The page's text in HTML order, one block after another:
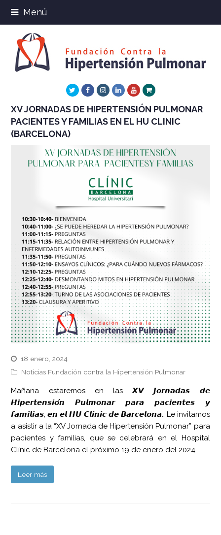
Menú
TwitterFacebookInstagram
LinkedInYoutube
Xing
XV JORNADAS DE HIPERTENSIÓN PULMONAR
PACIENTES Y FAMILIAS EN EL HU CLINIC
(BARCELONA)
18 enero, 2024
Noticias Fundación contra la Hipertensión Pulmonar
Mañana estaremos en las 𝙓𝙑 𝙅𝙤𝙧𝙣𝙖𝙙𝙖𝙨 𝙙𝙚
𝙃𝙞𝙥𝙚𝙧𝙩𝙚𝙣𝙨𝙞𝙤́𝙣 𝙋𝙪𝙡𝙢𝙤𝙣𝙖𝙧 𝙥𝙖𝙧𝙖 𝙥𝙖𝙘𝙞𝙚𝙣𝙩𝙚𝙨 𝙮
𝙛𝙖𝙢𝙞𝙡𝙞𝙖𝙨, 𝙚𝙣 𝙚𝙡 𝙃𝙐 𝘾𝙡𝙞𝙣𝙞𝙘 𝙙𝙚 𝘽𝙖𝙧𝙘𝙚𝙡𝙤𝙣𝙖.. Le invitamos
a asistir a la “XV Jornada de Hipertensión Pulmonar” para
pacientes y familias, que se celebrará en el Hospital
Clínic de Barcelona el próximo 19 de enero del 2024.…
Leer más